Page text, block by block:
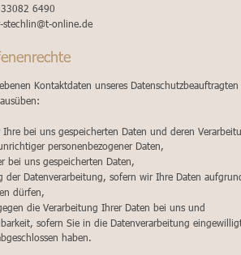
6490
stechlin@t-online.de
Kontaktdaten unseres
Ihre bei uns gespeicherten Daten und deren
personenbezogener Daten,
bei uns gespeicherten Daten,
der Datenverarbeitung, sofern wir Ihre Daten
dürfen,
die Verarbeitung Ihrer Daten bei uns und
sofern Sie in die Datenverarbeitung
haben.